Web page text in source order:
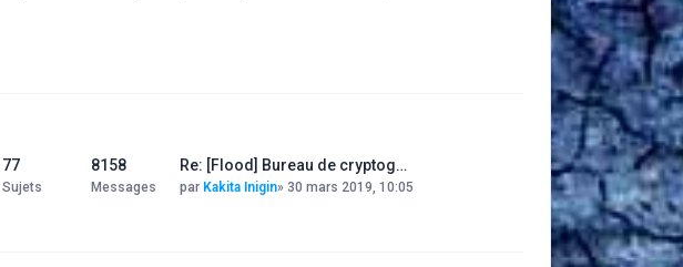
77
Sujets
8158
Messages
Re: [Flood] Bureau de cryptog…
par Kakita Inigin» 30 mars 2019, 10:05